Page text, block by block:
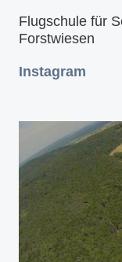
Flugschule für
Forstwiesen
Instagram